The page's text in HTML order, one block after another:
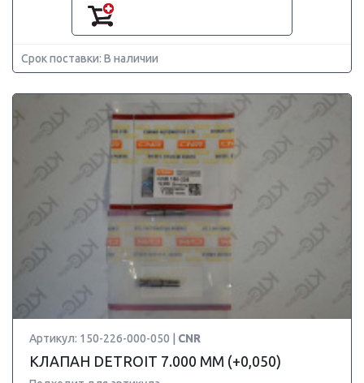
Срок поставки: В наличии
Артикул: 150-226-000-050 | CNR
КЛАПАН DETROIT 7.000 ММ (+0,050)